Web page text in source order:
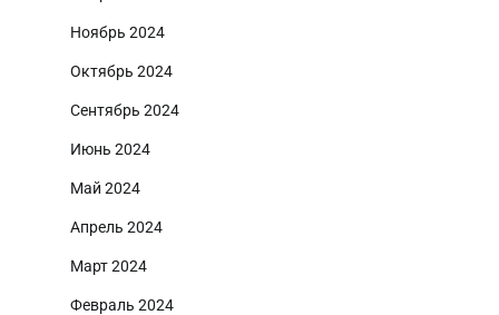
Ноябрь 2024
Октябрь 2024
Сентябрь 2024
Июнь 2024
Май 2024
Апрель 2024
Март 2024
Февраль 2024